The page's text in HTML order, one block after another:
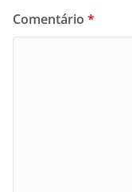
Comentário *